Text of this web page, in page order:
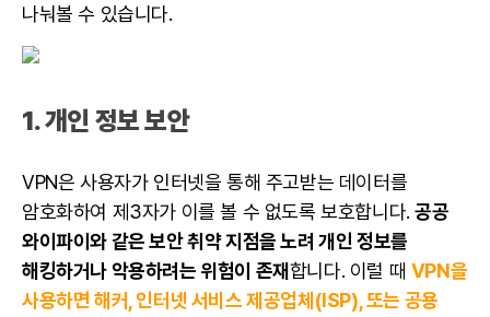
나눠볼 수 있습니다.
1. 개인 정보보안
VPN은 사용자가 인터넷을 통해 주고받는 데이터를
암호화하여 제3자가 이를 볼 수 없도록 보호합니다.공공
와이파이와 같은보안취약 지점을 노려 개인 정보를
해킹하거나 악용하려는 위험이 존재합니다. 이럴 때 VPN을
사용하면 해커, 인터넷 서비스 제공업체(ISP), 또는 공용